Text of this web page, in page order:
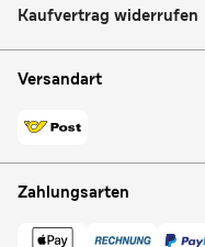
Kaufvertrag widerrufen
Versandart
Zahlungsarten